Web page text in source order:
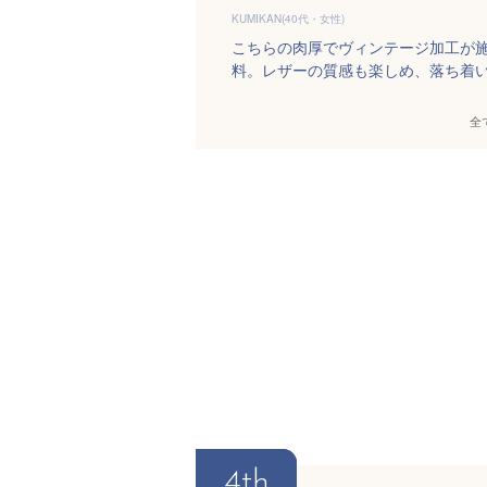
KUMIKAN(40代・女性)
こちらの肉厚でヴィンテージ加工が
料。レザーの質感も楽しめ、落ち着
全